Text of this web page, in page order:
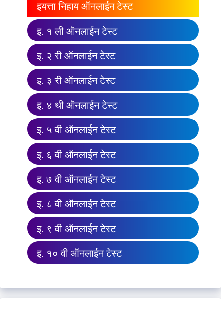
इयत्ता निहाय ऑनलाईन टेस्ट
इ. १ ली ऑनलाईन टेस्ट
इ. २ री ऑनलाईन टेस्ट
इ. ३ री ऑनलाईन टेस्ट
इ. ४ थी ऑनलाईन टेस्ट
इ. ५ वी ऑनलाईन टेस्ट
इ. ६ वी ऑनलाईन टेस्ट
इ. ७ वी ऑनलाईन टेस्ट
इ. ८ वी ऑनलाईन टेस्ट
इ. ९ वी ऑनलाईन टेस्ट
इ. १० वी ऑनलाईन टेस्ट